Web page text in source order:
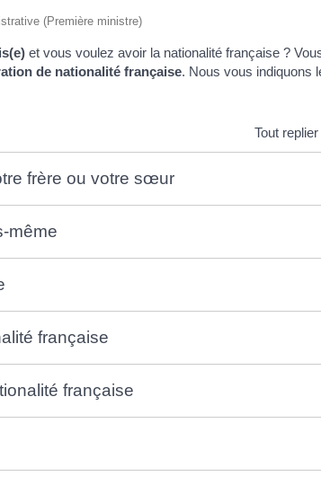
(Première ministre)
et vous voulez avoir la nationalité française ?
de nationalité française. Nous vous indiquons
Tout replier
frère ou votre sœur
même
française
française